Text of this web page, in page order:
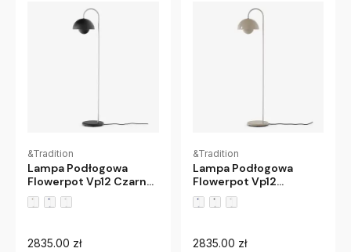
&Tradition
Lampa Podłogowa
Flowerpot Vp12 Czarna
Matowa Andtradition
2835.00 zł
&Tradition
Lampa Podłogowa
Flowerpot Vp12
Szarobeżowa
Andtradition
2835.00 zł